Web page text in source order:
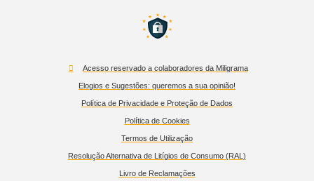
Acesso reservado a colaboradores da Miligrama
Elogios e Sugestões: queremos a sua opinião!
Política de Privacidade e Proteção de Dados
Política de Cookies
Termos de Utilização
Resolução Alternativa de Litígios de Consumo (RAL)
Livro de Reclamações